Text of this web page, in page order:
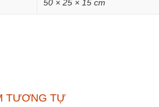
50 × 25 × 15 cm
TƯƠNG TỰ